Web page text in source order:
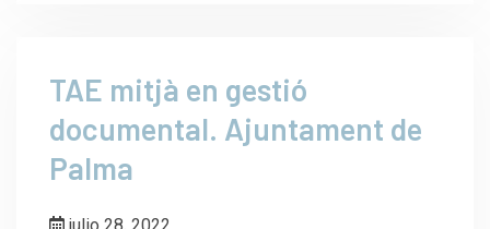
TAE mitjà en gestió
documental. Ajuntament de
Palma